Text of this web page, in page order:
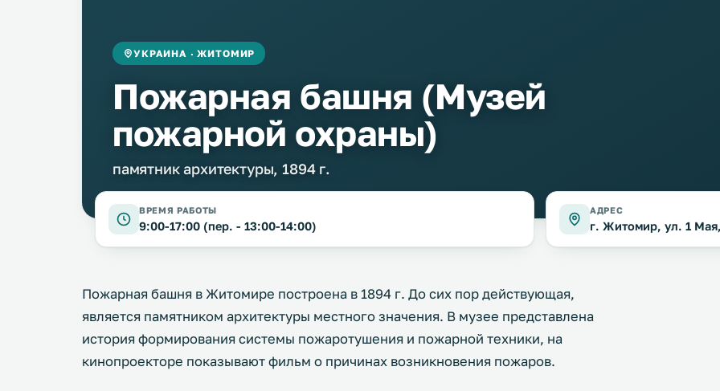
УКРАИНА · ЖИТОМИР
Пожарная башня (Музей
пожарной охраны)
памятник архитектуры, 1894 г.
ВРЕМЯ РАБОТЫ
9:00-17:00 (пер. - 13:00-14:00)
АДРЕС
г. Житомир, ул. 1
Пожарная башня в Житомире построена в 1894 г. До сих пор действующая,
является памятником архитектуры местного значения. В музее представлена
история формирования системы пожаротушения и пожарной техники, на
кинопроекторе показывают фильм о причинах возникновения пожаров.